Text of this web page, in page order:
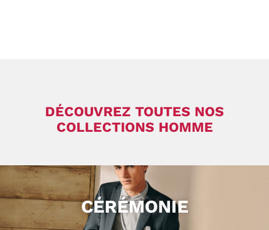
DÉCOUVREZ TOUTES NOS
COLLECTIONS HOMME
CÉRÉMONIE